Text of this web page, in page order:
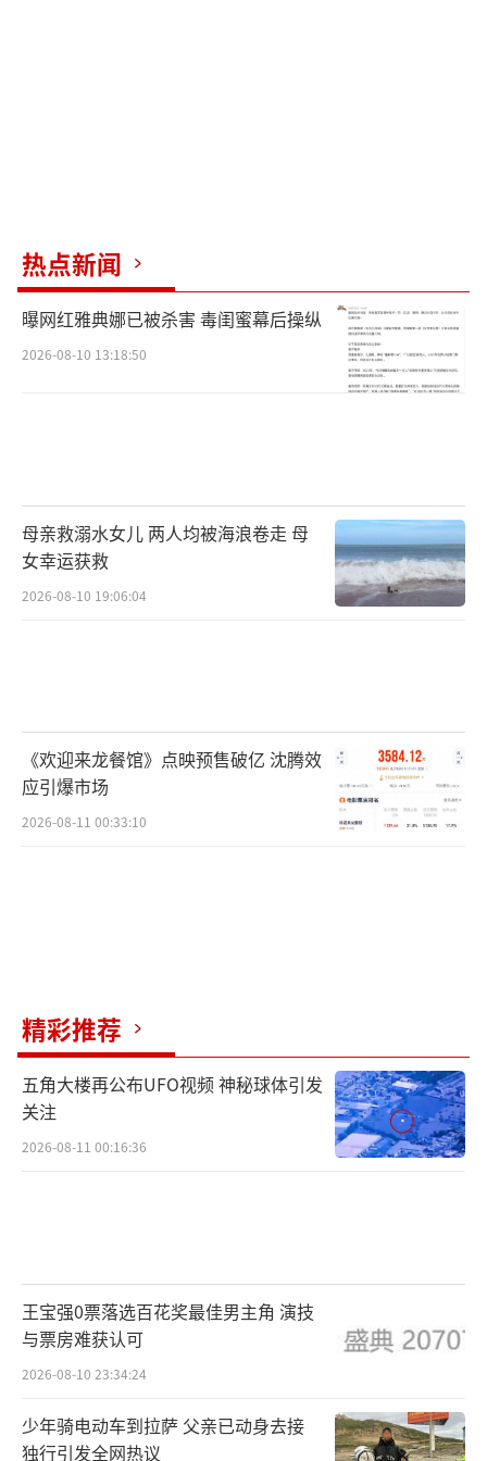
热点新闻
曝网红雅典娜已被杀害 毒闺蜜幕后操纵
2026-08-10 13:18:50
母亲救溺水女儿 两人均被海浪卷走 母
女幸运获救
2026-08-10 19:06:04
《欢迎来龙餐馆》点映预售破亿 沈腾效
应引爆市场
2026-08-11 00:33:10
精彩推荐
五角大楼再公布UFO视频 神秘球体引发
关注
2026-08-11 00:16:36
王宝强0票落选百花奖最佳男主角 演技
与票房难获认可
2026-08-10 23:34:24
少年骑电动车到拉萨 父亲已动身去接
独行引发全网热议